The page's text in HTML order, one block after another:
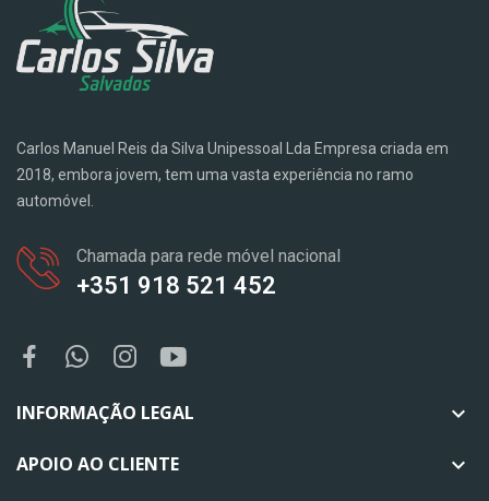
Carlos Manuel Reis da Silva Unipessoal Lda Empresa criada em
2018, embora jovem, tem uma vasta experiência no ramo
automóvel.
Chamada para rede móvel nacional
+351 918 521 452
INFORMAÇÃO LEGAL 
APOIO AO CLIENTE 